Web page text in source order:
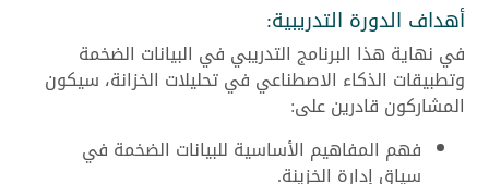
أهداف الدورة التدريبية:
في نهاية هذا البرنامج التدريبي في البيانات الضخمة
وتطبيقات الذكاء الاصطناعي في تحليلات الخزانة، سيكون
المشاركون قادرين على:
فهم المفاهيم الأساسية للبيانات الضخمة في
سياق إدارة الخزينة.